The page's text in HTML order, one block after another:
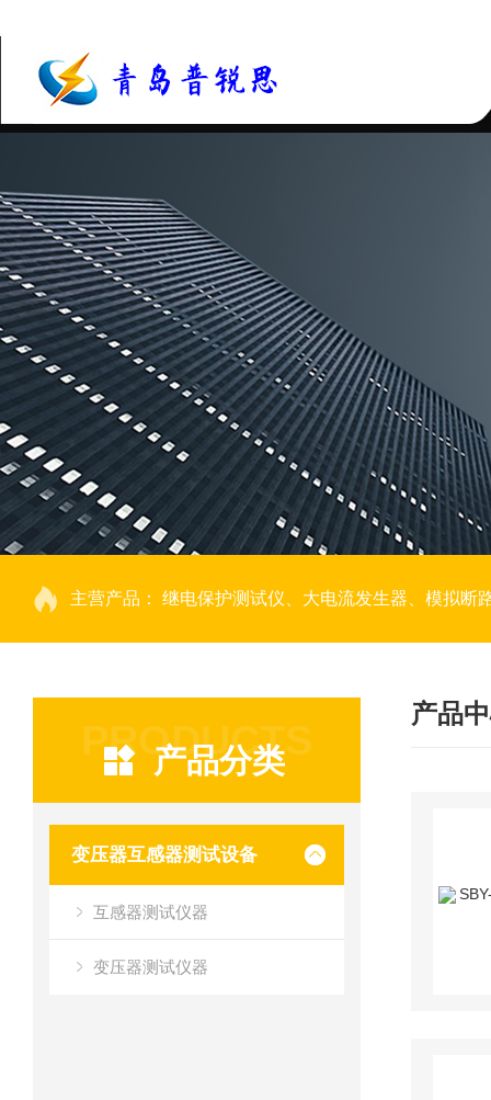
主营产品： 继电保护测试仪、大电流发生器、模拟断路器、回路电阻测试仪、热继电器测试仪、电动机保护器测试仪、互感器特性测试仪、
PRODUCTS
产品分类
变压器互感器测试设备
互感器测试仪器
变压器测试仪器
产品